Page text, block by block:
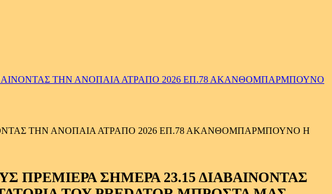
ΤΗΝ ΑΝΟΠΑΙΑ ΑΤΡΑΠΟ 2026 ΕΠ.78 ΑΚΑΝΘΟΜΠΑΡΜΠΟΥΝΟ
ΤΗΝ ΑΝΟΠΑΙΑ ΑΤΡΑΠΟ 2026 ΕΠ.78 ΑΚΑΝΘΟΜΠΑΡΜΠΟΥΝΟ Η